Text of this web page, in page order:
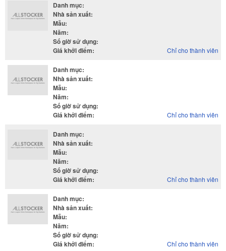
Danh mục:
Nhà sản xuất:
Mẫu:
Năm:
Số giờ sử dụng:
Giá khởi điểm: Chỉ cho thành viên
Danh mục:
Nhà sản xuất:
Mẫu:
Năm:
Số giờ sử dụng:
Giá khởi điểm: Chỉ cho thành viên
Danh mục:
Nhà sản xuất:
Mẫu:
Năm:
Số giờ sử dụng:
Giá khởi điểm: Chỉ cho thành viên
Danh mục:
Nhà sản xuất:
Mẫu:
Năm:
Số giờ sử dụng:
Giá khởi điểm: Chỉ cho thành viên